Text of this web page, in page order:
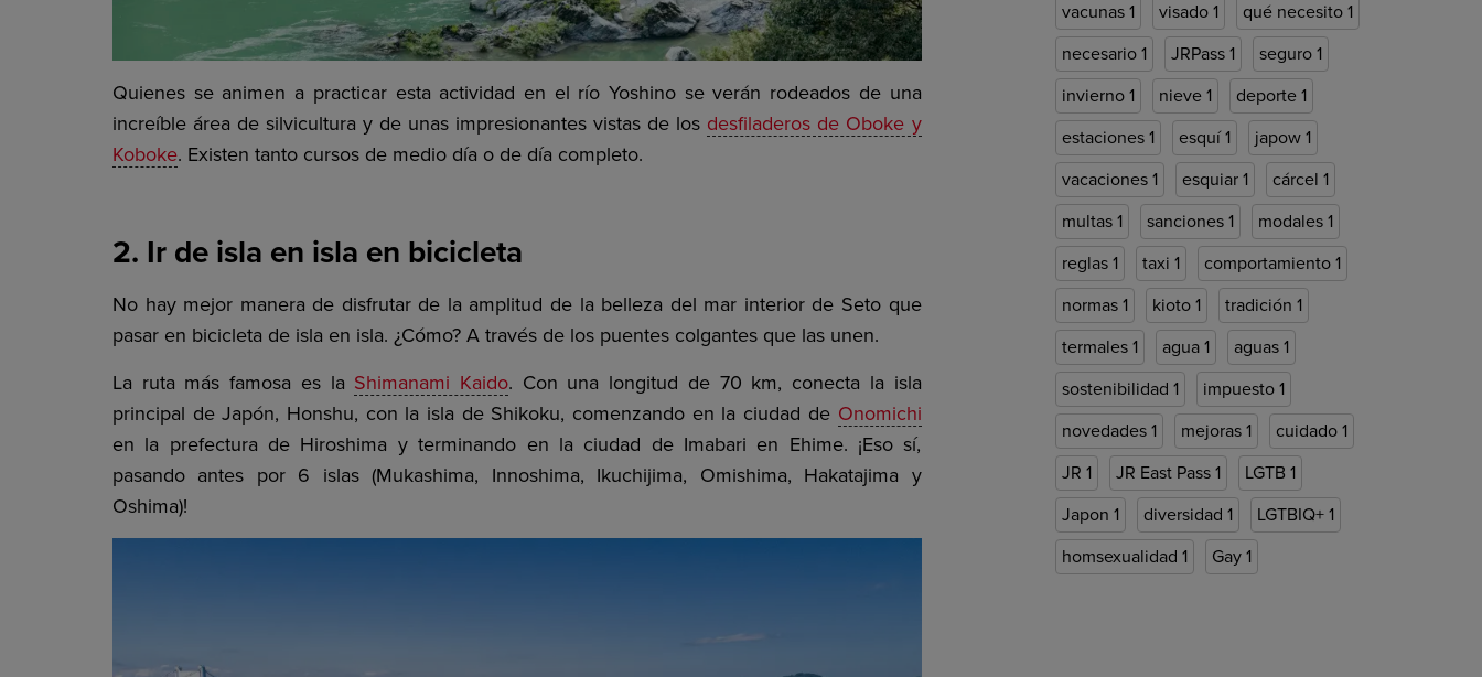
Quienes se animen a practicar esta actividad en el río Yoshino se verán rodeados de una
increíble área de silvicultura y de unas impresionantes vistas de los desfiladeros de Oboke y
Koboke. Existen tanto cursos de medio día o de día completo.
2. Ir de isla en isla en bicicleta
No hay mejor manera de disfrutar de la amplitud de la belleza del mar interior de Seto que
pasar en bicicleta de isla en isla. ¿Cómo? A través de los puentes colgantes que las unen.
La ruta más famosa es la Shimanami Kaido. Con una longitud de 70 km, conecta la isla
principal de Japón, Honshu, con la isla de Shikoku, comenzando en la ciudad de Onomichi
en la prefectura de Hiroshima y terminando en la ciudad de Imabari en Ehime. ¡Eso sí,
pasando antes por 6 islas (Mukashima, Innoshima, Ikuchijima, Omishima, Hakatajima y
Oshima)!
vacunas 1 visado 1 qué necesito 1
necesario 1 JRPass 1 seguro 1
invierno 1 nieve 1 deporte 1
estaciones 1 esquí1 japow 1
vacaciones 1 esquiar 1 cárcel 1
multas 1 sanciones 1 modales 1
reglas 1 taxi 1 comportamiento 1
normas 1 kioto 1 tradición 1
termales 1 agua 1 aguas 1
sostenibilidad 1 impuesto 1
novedades 1 mejoras 1 cuidado 1
JR 1 JR East Pass 1 LGTB 1
Japon 1 diversidad 1 LGTBIQ+ 1
homsexualidad 1 Gay 1